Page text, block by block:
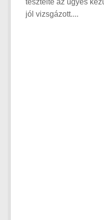
tesztelte az ügyes
jól vizsgázott....